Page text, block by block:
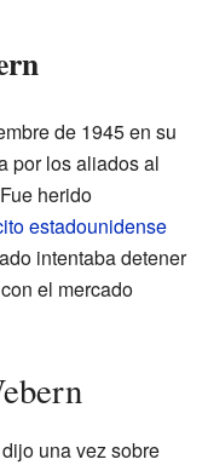
de 1945 en su
por los aliados al
herido
estadounidense
intentaba detener
el mercado
dijo una vez sobre